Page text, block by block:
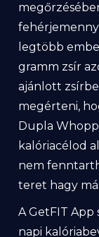
legtöbb
gramm zsír
ajánlott
megérteni,
Dupla
kalóriacélod
nem
teret hagy
A GetFIT
napi